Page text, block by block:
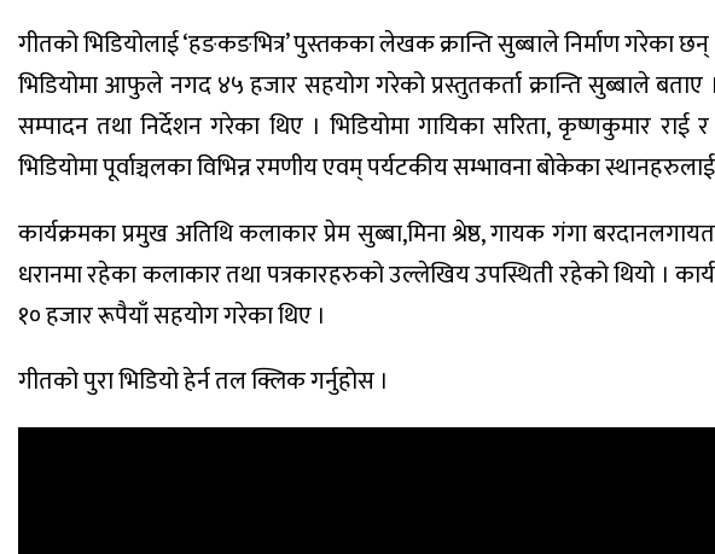
गीतको भिडियोलाई ‘हङकङभित्र’ पुस्तकका लेखक क्रान्ति सुब्बाले निर्माण गरेका छन्
भिडियोमा आफुले नगद ४५ हजार सहयोग गरेको प्रस्तुतकर्ता क्रान्ति सुब्बाले
सम्पादन तथा निर्देशन गरेका थिए । भिडियोमा गायिका सरिता, कृष्णकुमार
भिडियोमा पूर्वाञ्चलका विभिन्न रमणीय एवम् पर्यटकीय सम्भावना बोकेका
कार्यक्रमका प्रमुख अतिथि कलाकार प्रेम सुब्बा,मिना श्रेष्ठ, गायक गंगा
धरानमा रहेका कलाकार तथा पत्रकारहरुको उल्लेखिय उपस्थिती रहेको थियो ।
१० हजार रूपैयाँ सहयोग गरेका थिए ।
गीतको पुरा भिडियो हेर्न तल क्लिक गर्नुहोस ।